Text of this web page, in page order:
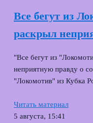
Все бегут из
раскрыл
"Все бегут из
неприятную правду о
"Локомотив" из Кубка
Читать материал
5 августа, 15:41